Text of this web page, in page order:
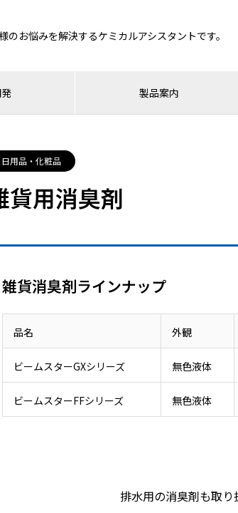
のお悩みを解決するケミカルアシスタントです。
製品案内
日用品・化粧品
貨用消臭剤
雑貨消臭剤ラインナップ
品名 外観
ビームスターGXシリーズ 無色液体
ビームスターFFシリーズ 無色液体
排水用の消臭剤も取り